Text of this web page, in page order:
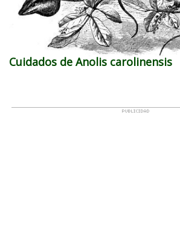
Cuidados de Anolis carolinensis